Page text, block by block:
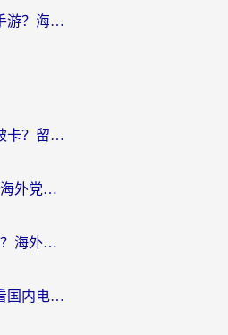
在印度怎么玩御龙在天手游？海外党畅玩国服的终极生存指南
海外看优酷有限版权总被卡？留学生亲测有效的回国加速器选择指南
在国外如何登录12123？海外党必备的回国加速实用指南
国外登录不了交管12123？海外华人亲测有效的回国加速器选择指南
海外党必看：在国外想看国内电视剧用什么软件？3步解决地域限制